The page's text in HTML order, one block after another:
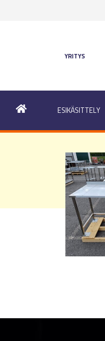
YRITYS
ESIKÄSITTELY